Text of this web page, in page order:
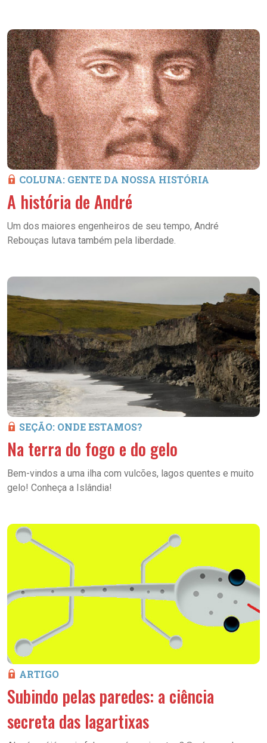
COLUNA: GENTE DA NOSSA HISTÓRIA
A história de André
Um dos maiores engenheiros de seu tempo, André
Rebouças lutava também pela liberdade.
SEÇÃO: ONDE ESTAMOS?
Na terra do fogo e do gelo
Bem-vindos a uma ilha com vulcões, lagos quentes e muito
gelo! Conheça a Islândia!
ARTIGO
Subindo pelas paredes: a ciência
secreta das lagartixas